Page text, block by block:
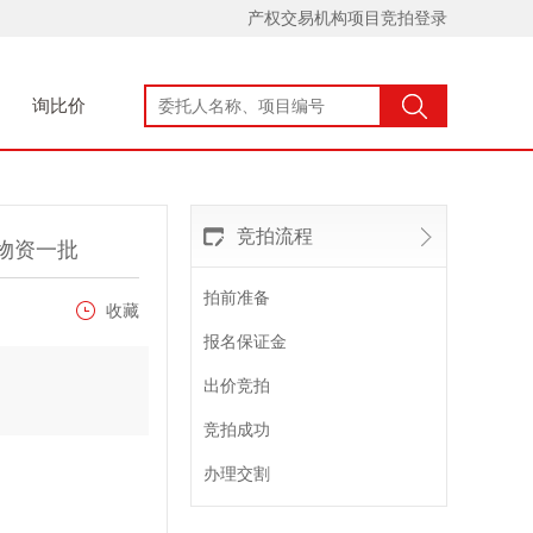
产权交易机构项目竞拍登录
询比价
资一批
收藏
竞拍流程
拍前准备
报名保证金
出价竞拍
竞拍成功
办理交割